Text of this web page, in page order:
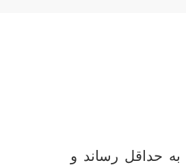
حداقل رساند و